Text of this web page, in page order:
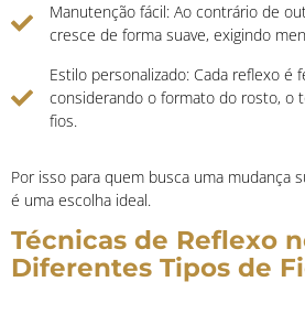
Manutenção fácil: Ao contrário de
cresce de forma suave, exigindo
Estilo personalizado: Cada reflexo é
considerando o formato do rosto, o
fios.
Por isso para quem busca uma mudança
é uma escolha ideal.
Técnicas de Reflexo
Diferentes Tipos de